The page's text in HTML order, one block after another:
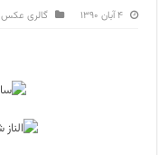
۴ آبان ۱۳۹۰ گالری عکس